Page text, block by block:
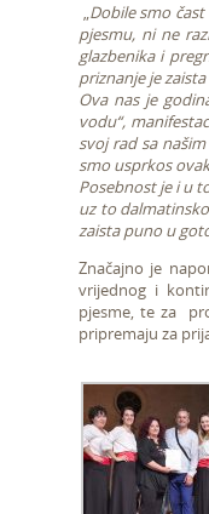
„Dobile smo
pjesmu, ni ne
glazbenika i
priznanje je
Ova nas je
vodu“,
svoj rad sa
smo usprkos
Posebnost je i u
uz to
zaista puno u
Značajno je
vrijednog i
pjesme, te za
pripremaju za